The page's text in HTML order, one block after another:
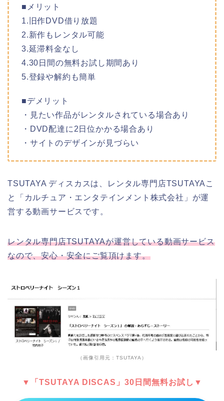
■メリット
1.旧作DVD借り放題
2.新作もレンタル可能
3.延滞料金なし
4.30日間の無料お試し期間あり
5.登録や解約も簡単
■デメリット
・見たい作品がレンタルされている場合あり
・DVD配達に2日位かかる場合あり
・サイトのデザインが見づらい
TSUTAYA ディスカスは、レンタル専門店TSUTAYAこ
と「カルチュア・エンタテインメント株式会社」が運
営する動画サービスです。
レンタル専門店TSUTAYAが運営している動画サービス
なので、安心・安全にご覧頂けます。
（画像引用元：TSUTAYA）
▼「TSUTAYA DISCAS」30日間無料お試し▼